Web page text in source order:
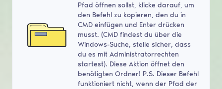
Pfad öffnen sollst, klicke darauf, um
den Befehl zu kopieren, den du in
CMD einfügen und Enter drücken
musst. (CMD findest du über die
Windows-Suche, stelle sicher, dass
du es mit Administratorrechten
startest). Diese Aktion öffnet den
benötigten Ordner! P.S. Dieser Befehl
funktioniert nicht, wenn der Pfad der